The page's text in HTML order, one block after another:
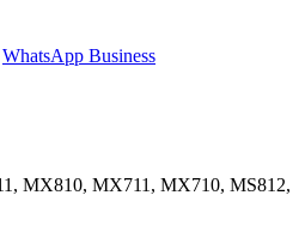
WhatsApp Business
MX810, MX711, MX710, MS812,